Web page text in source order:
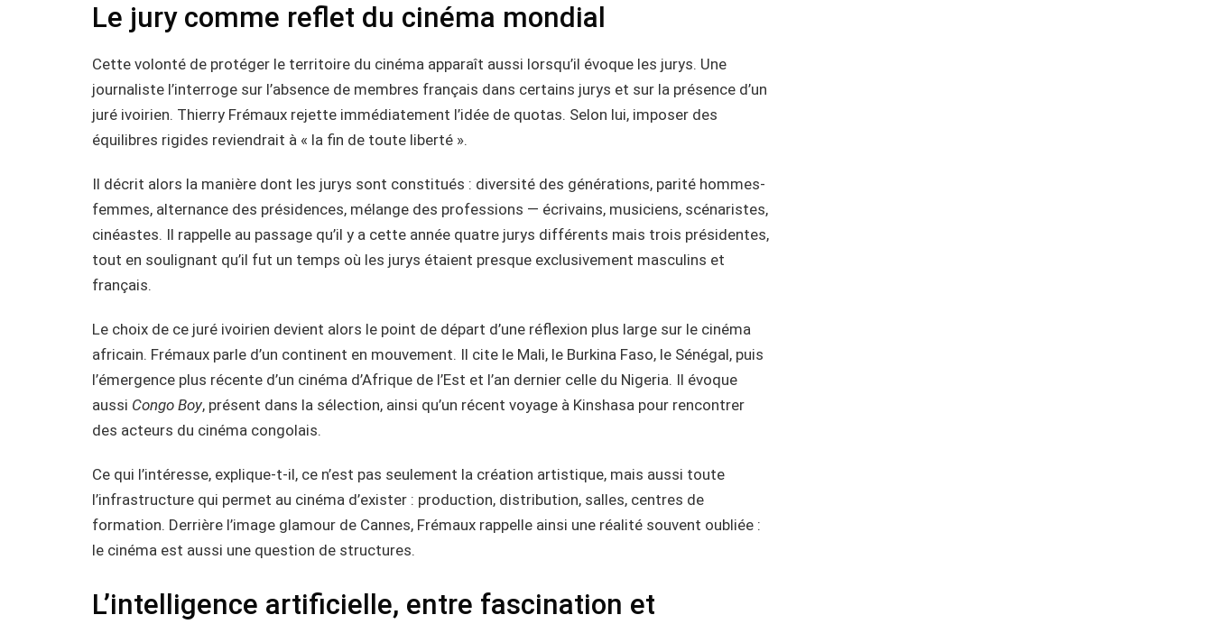
Le jury comme reflet du cinéma mondial
Cette volonté de protéger le territoire du cinéma apparaît aussi lorsqu’il évoque les jurys. Une
journaliste l’interroge sur l’absence de membres français dans certains jurys et sur la présence d’un
juré ivoirien. Thierry Frémaux rejette immédiatement l’idée de quotas. Selon lui, imposer des
équilibres rigides reviendrait à « la fin de toute liberté ».
Il décrit alors la manière dont les jurys sont constitués : diversité des générations, parité hommes-
femmes, alternance des présidences, mélange des professions — écrivains, musiciens, scénaristes,
cinéastes. Il rappelle au passage qu’il y a cette année quatre jurys différents mais trois présidentes,
tout en soulignant qu’il fut un temps où les jurys étaient presque exclusivement masculins et
français.
Le choix de ce juré ivoirien devient alors le point de départ d’une réflexion plus large sur le cinéma
africain. Frémaux parle d’un continent en mouvement. Il cite le Mali, le Burkina Faso, le Sénégal, puis
l’émergence plus récente d’un cinéma d’Afrique de l’Est et l’an dernier celle du Nigeria. Il évoque
aussi Congo Boy, présent dans la sélection, ainsi qu’un récent voyage à Kinshasa pour rencontrer
des acteurs du cinéma congolais.
Ce qui l’intéresse, explique-t-il, ce n’est pas seulement la création artistique, mais aussi toute
l’infrastructure qui permet au cinéma d’exister : production, distribution, salles, centres de
formation. Derrière l’image glamour de Cannes, Frémaux rappelle ainsi une réalité souvent oubliée :
le cinéma est aussi une question de structures.
L’intelligence artificielle, entre fascination et